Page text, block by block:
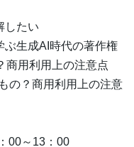
したい
ぶ生成AI時代の著作権
用利用上の注意点
の？商用利用上の注意
00～13：00